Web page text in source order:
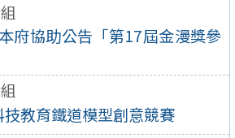
府協助公告「第17屆金漫獎參
教育鐵道模型創意競賽